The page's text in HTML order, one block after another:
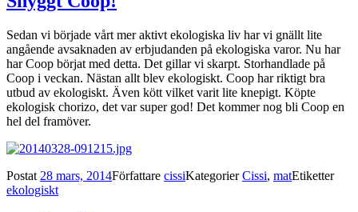
Sedan vi började vårt mer aktivt ekologiska liv har vi gnällt lite
angående avsaknaden av erbjudanden på ekologiska varor. Nu har
har Coop börjat med detta. Det gillar vi skarpt. Storhandlade på
Coop i veckan. Nästan allt blev ekologiskt. Coop har riktigt bra
utbud av ekologiskt. Även kött vilket varit lite knepigt. Köpte
ekologisk chorizo, det var super god! Det kommer nog bli Coop en
hel del framöver.
Postat 28 mars, 2014Författare cissiKategorierCissi, matEtiketter
ekologiskt